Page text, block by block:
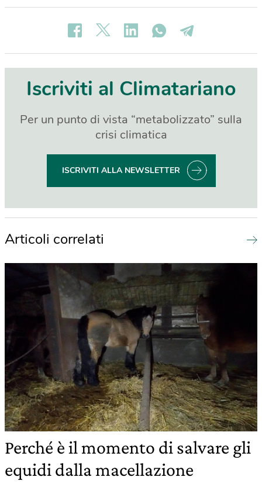
Iscriviti al Climatariano
Per un punto di vista “metabolizzato” sulla
crisi climatica
ISCRIVITI ALLA NEWSLETTER
Articoli correlati
Perché è il momento di salvare gli
equidi dalla macellazione